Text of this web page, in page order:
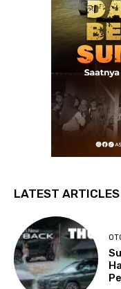
LATEST ARTICLES